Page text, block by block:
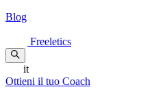
Blog
Freeletics
it
Ottieni il tuo Coach